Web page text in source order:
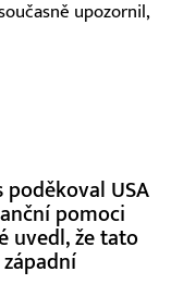
upozornil,
poděkoval USA
pomoci
uvedl, že tato